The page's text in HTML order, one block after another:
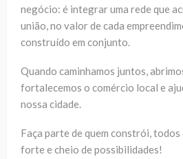
negócio: é integrar uma rede que
união, no valor de cada
construído em conjunto.
Quando caminhamos juntos,
fortalecemos o comércio local e
nossa cidade.
Faça parte de quem constrói,
forte e cheio de possibilidades!